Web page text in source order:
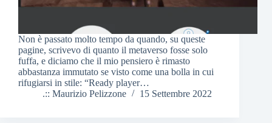
Non è passato molto tempo da quando, su queste
pagine, scrivevo di quanto il metaverso fosse solo
fuffa, e diciamo che il mio pensiero è rimasto
abbastanza immutato se visto come una bolla in cui
rifugiarsi in stile: “Ready player…
.:: Maurizio Pelizzone
15 Settembre 2022